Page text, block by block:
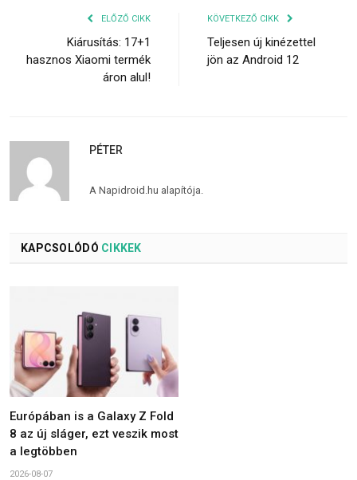
ELŐZŐ CIKK
Kiárusítás: 17+1
hasznos Xiaomi termék
áron alul!
KÖVETKEZŐ CIKK
Teljesen új kinézettel
jön az Android 12
PÉTER
A Napidroid.hu alapítója.
KAPCSOLÓDÓ CIKKEK
Európában is a Galaxy Z Fold
8 az új sláger, ezt veszik most
a legtöbben
2026-08-07